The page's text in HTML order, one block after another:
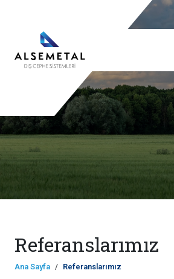
Referanslarımız
Ana Sayfa Referanslarımız